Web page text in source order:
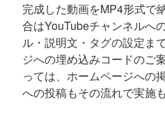
完成した動画をMP4形式で
合はYouTubeチャンネルへ
ル・説明文・タグの設定ま
ジへの埋め込みコードのご
っては、ホームページへの
への投稿もその流れで実施